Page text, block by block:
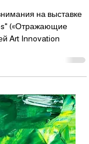
Miami Art